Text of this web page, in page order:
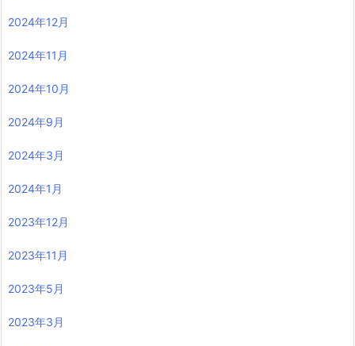
2024年12月
2024年11月
2024年10月
2024年9月
2024年3月
2024年1月
2023年12月
2023年11月
2023年5月
2023年3月